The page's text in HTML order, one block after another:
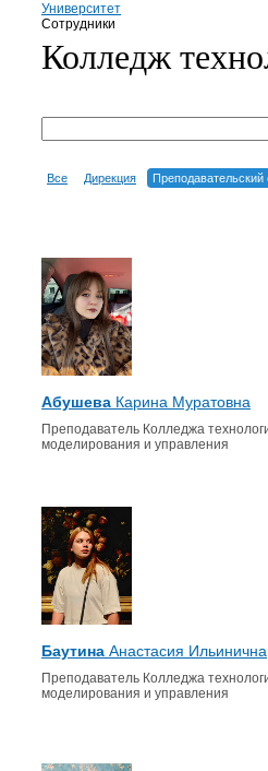
Университет
Сотрудники
Колледж
Все Дирекция Преподавательский
Абушева Карина Муратовна
Преподаватель Колледжа
моделирования и управления
Баутина Анастасия Ильинична
Преподаватель Колледжа
моделирования и управления